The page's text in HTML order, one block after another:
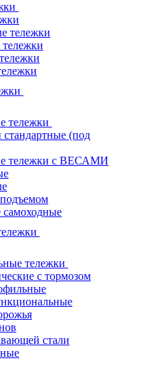
тележки
тележки
(под
тележки с ВЕСАМИ
самоходные
тележки
с тормозом
стали